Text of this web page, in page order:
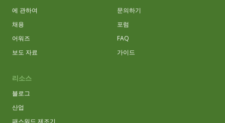
에 관하여
채용
어워즈
보도 자료
문의하기
포럼
FAQ
가이드
리소스
블로그
산업
패스워드 제조기